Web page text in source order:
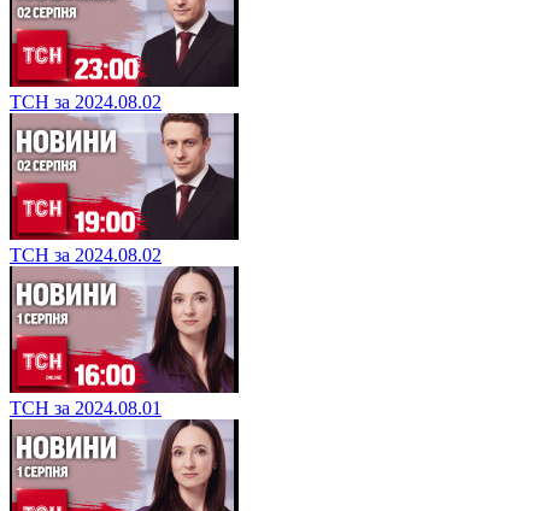
ТСН за 2024.08.02
ТСН за 2024.08.02
ТСН за 2024.08.01